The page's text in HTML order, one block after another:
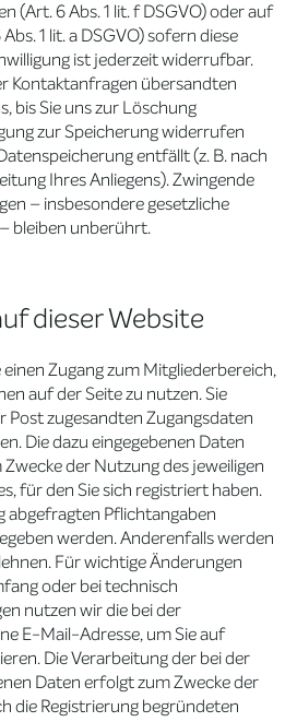
(Art. 6 Abs. 1 lit. f DSGVO) oder auf
1 lit. a DSGVO) sofern diese
ist jederzeit widerrufbar.
Kontaktanfragen übersandten
bis Sie uns zur Löschung
zur Speicherung widerrufen
entfällt (z. B. nach
Ihres Anliegens). Zwingende
– insbesondere gesetzliche
bleiben unberührt.
dieser Website
Zugang zum Mitgliederbereich,
auf der Seite zu nutzen. Sie
Post zugesandten Zugangsdaten
Die dazu eingegebenen Daten
der Nutzung des jeweiligen
für den Sie sich registriert haben.
abgefragten Pflichtangaben
werden. Anderenfalls werden
Für wichtige Änderungen
oder bei technisch
nutzen wir die bei der
E-Mail-Adresse, um Sie auf
Die Verarbeitung der bei der
Daten erfolgt zum Zwecke der
die Registrierung begründeten